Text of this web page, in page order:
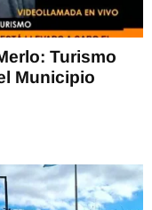
Turismo
Municipio